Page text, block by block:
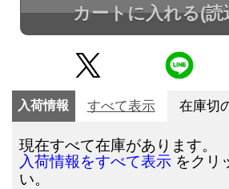
カートに入れる(読
入荷情報 すべて表示 在庫切
現在すべて在庫があります。
入荷情報をすべて表示 をクリ
い。